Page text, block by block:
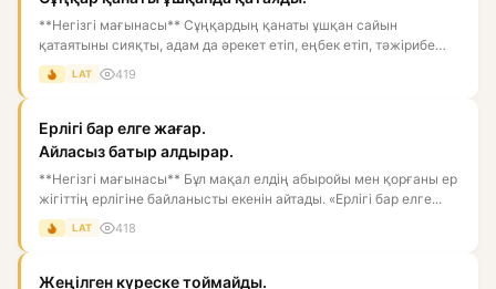
**Негізгі мағынасы** Сұңқардың қанаты ұшқан сайын
қатаятыны сияқты, адам да әрекет етіп, еңбек етіп, тәжірибе
жинаған са...
LAT 419
Ерлігі бар елге жағар.
Айласыз батыр алдырар.
**Негізгі мағынасы** Бұл мақал елдің абыройы мен қорғаны ер
жігіттің ерлігіне байланысты екенін айтады. «Ерлігі бар елге...
LAT 418
Жеңілген күреске тоймайды.